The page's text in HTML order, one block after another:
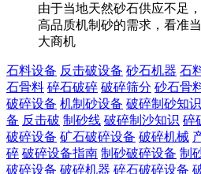
由于当地天然砂石供应不足
高品质机制砂的需求，看准
大商机
石料设备 反击破设备 砂石机器 石
石骨料 碎石破碎 破碎筛分 砂石骨
破碎设备 机制砂设备 破碎制砂知识
备 反击破 制砂线 破碎制沙知识 碎
破碎设备 矿石破碎设备 破碎机械
碎 破碎设备指南 制砂破碎设备 制
破碎设备 破碎机器 碎石破碎设备